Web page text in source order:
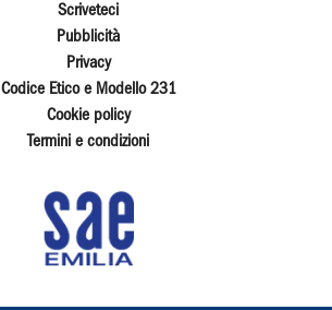
Scriveteci
Pubblicità
Privacy
Codice Etico e Modello 231
Cookie policy
Termini e condizioni